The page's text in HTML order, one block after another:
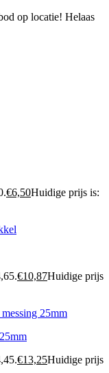
op locatie! Helaas
€6,50Huidige prijs is:
€10,87Huidige prijs
€13,25Huidige prijs